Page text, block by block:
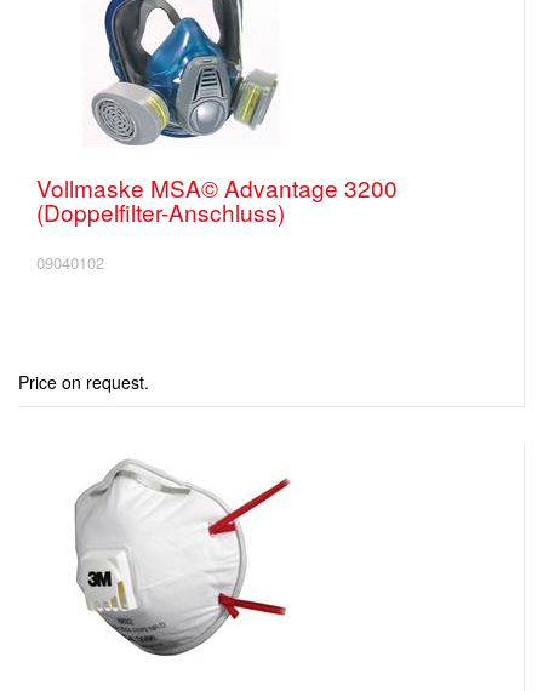
Vollmaske MSA© Advantage 3200
(Doppelfilter-Anschluss)
09040102
Price on request.